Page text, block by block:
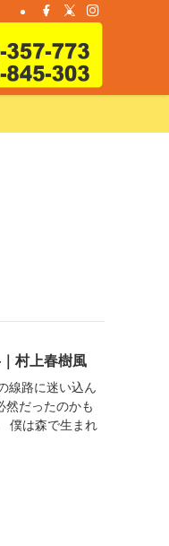
村上春樹風
線路に迷い込ん
然だったのかも
僕は森で生まれ